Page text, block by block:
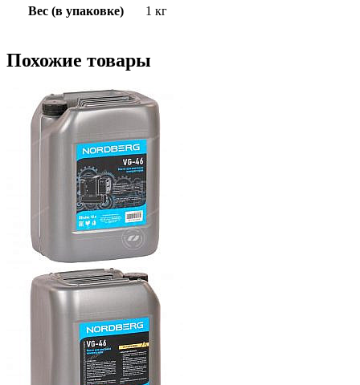
Вес (в упаковке) 1 кг
Похожие товары